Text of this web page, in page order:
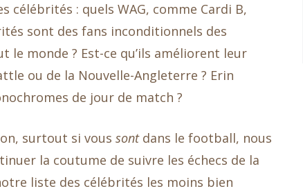
célébrités : quels WAG, comme Cardi B,
sont des fans inconditionnels des
le monde ? Est-ce qu’ils améliorent leur
ou de la Nouvelle-Angleterre ? Erin
de jour de match ?
surtout si vous sontdans le football, nous
la coutume de suivre les échecs de la
liste des célébrités les moins bien